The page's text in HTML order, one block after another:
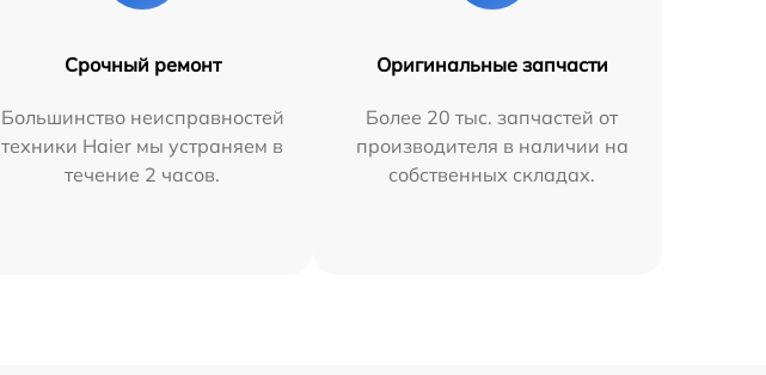
Срочный ремонт
Большинство неисправностей
техники Haier мы устраняем в
течение 2 часов.
Оригинальные запчасти
Более 20 тыс. запчастей от
производителя в наличии на
собственных складах.